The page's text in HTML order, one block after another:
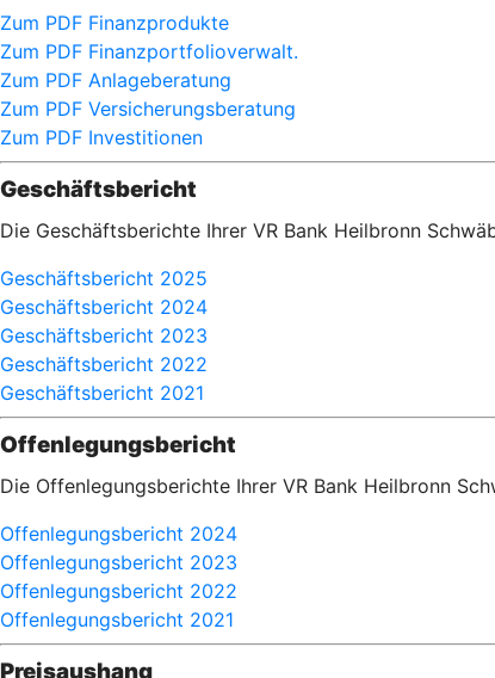
Zum PDF Finanzprodukte
Zum PDF Finanzportfolioverwalt.
Zum PDF Anlageberatung
Zum PDF Versicherungsberatung
Zum PDF Investitionen
Geschäftsbericht
Die Geschäftsberichte Ihrer VR Bank Heilbronn
Geschäftsbericht 2025
Geschäftsbericht 2024
Geschäftsbericht 2023
Geschäftsbericht 2022
Geschäftsbericht 2021
Offenlegungsbericht
Die Offenlegungsberichte Ihrer VR Bank Heilbronn
Offenlegungsbericht 2024
Offenlegungsbericht 2023
Offenlegungsbericht 2022
Offenlegungsbericht 2021
Preisaushang